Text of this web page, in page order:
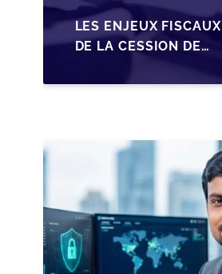
LES ENJEUX FISCAUX
DE LA CESSION DE
LES DIRIGEANTS DE